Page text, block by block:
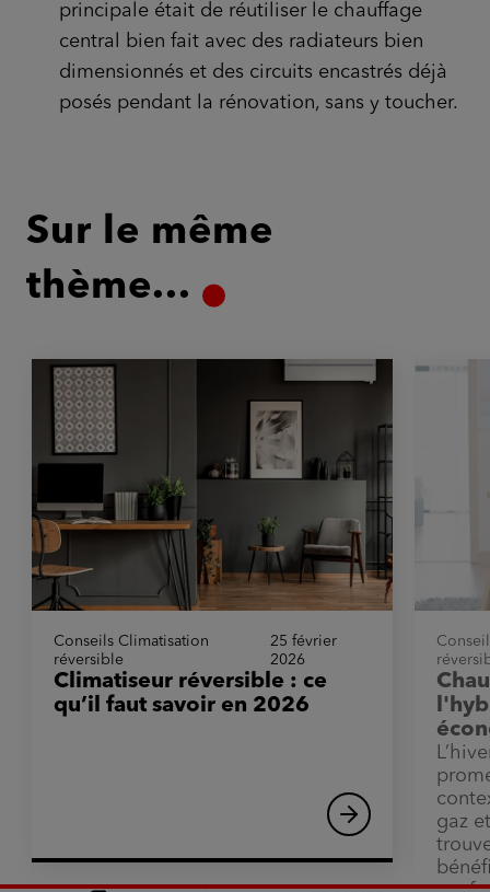
principale était de réutiliser le chauffage
central bien fait avec des radiateurs bien
dimensionnés et des circuits encastrés déjà
posés pendant la rénovation, sans y toucher.
Sur le même
thème...
Conseils Climatisation
réversible
25 février
2026
Climatiseur réversible : ce
qu’il faut savoir en 2026
Rediriger
vers
"Climatiseur
:
gaz